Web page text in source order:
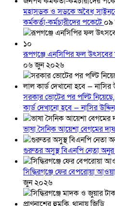
মহাসড়ক ও সড়কে অবৈধ
কর্মকর্তা-কর্মচারীদের পকেটে
রূপগঞ্জে এনসিপির ফল উৎসবের
০৬ জুন ২০২৬
সরকার ভোটের পর পল্টি নিয়েছে,
কার্ড দেখানো হবে — নাসির
ভাষা সৈনিক আয়েশা বেগমের
গুরুতর অসুস্থ বিএনপি নেতা অনুর
সিদ্ধিরগঞ্জে ফের বেপরোয়া
জুন ২০২৬